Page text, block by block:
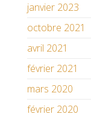
janvier 2023
octobre 2021
avril 2021
février 2021
mars 2020
février 2020